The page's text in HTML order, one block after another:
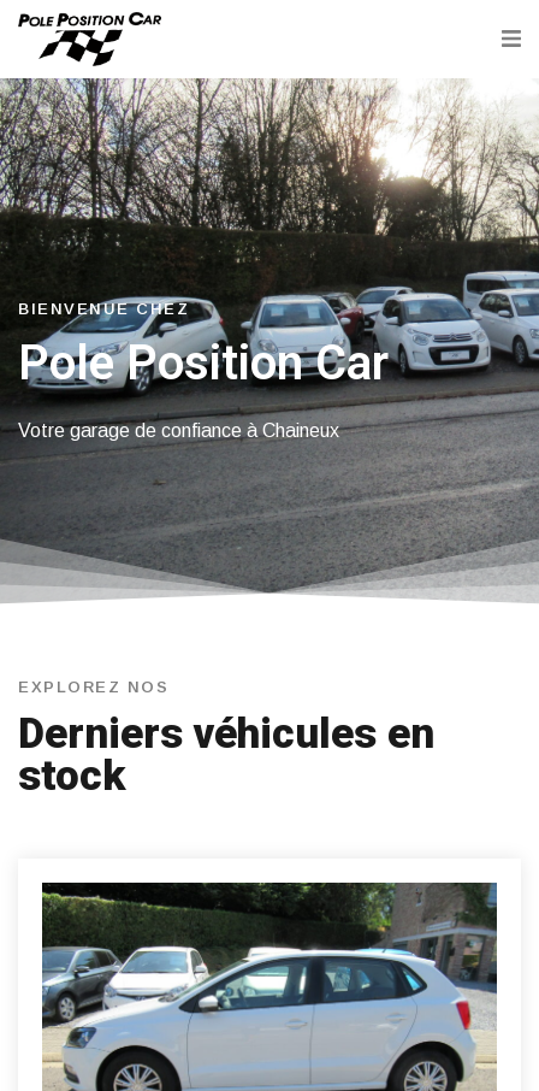
Accueil
BIENVENUE CHEZ
Pole Position Car
Votre garage de confiance à Chaineux
EXPLOREZ NOS
Derniers véhicules en
stock